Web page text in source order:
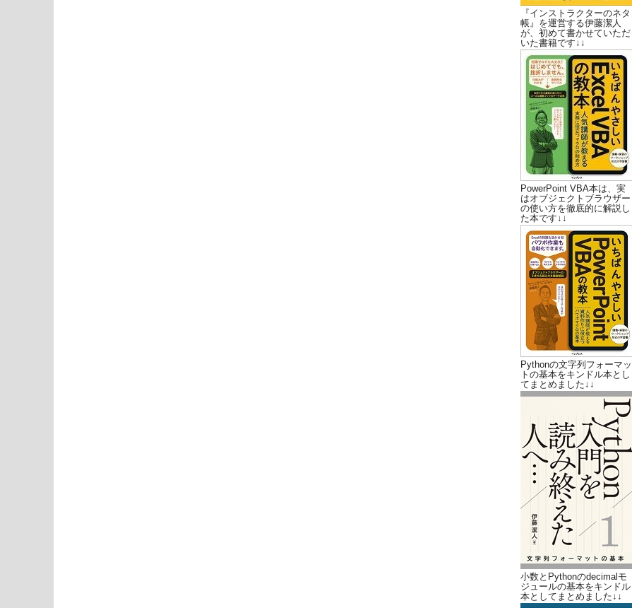
『インストラクターのネタ
帳』を運営する伊藤潔人
が、初めて書かせていただ
いた書籍です↓↓
PowerPoint VBA本は、実
はオブジェクトブラウザー
の使い方を徹底的に解説し
た本です↓↓
Pythonの文字列フォーマッ
トの基本をキンドル本とし
てまとめました↓↓
小数とPythonのdecimalモ
ジュールの基本をキンドル
本としてまとめました↓↓